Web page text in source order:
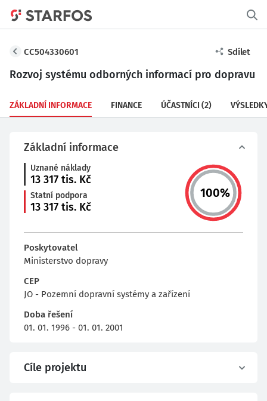
CC504330601 Sdílet
Rozvoj systému odborných informací pro dopravu
ZÁKLADNÍ INFORMACE FINANCE ÚČASTNÍCI (2)
Základní informace
Uznané náklady
13 317 tis. Kč
Statní podpora
13 317 tis. Kč
100%
Poskytovatel
Ministerstvo dopravy
CEP
JO - Pozemní dopravní systémy a zařízení
Doba řešení
01. 01. 1996 - 01. 01. 2001
Cíle projektu